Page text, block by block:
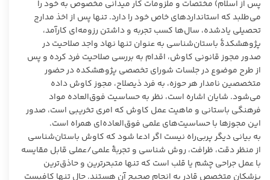
پس از اسلام) مختصات و ملزومات کار میدانی مخصوص به خود را
می‌طلبد که استانداردهای خاص خود را دارد. تنها پس از اخذ مدارج
تحصیلی یادشده، سال‌ها کسب تجربه و داشتن رزومه‌ای کارآمد،
پژوهشکدۀ باستان‌شناسی به عنوان تنها نهاد واجد صلاحیت در
صدور مجوز قانونی کاوش، اقدام به بررسی صلاحیت فرد کرده و پس
از طرح موضوع در جلسات شورای تخصصی پژوهشکده در حضور
متخصصین نامدار هر حوزه، به فرد ذیصلاح، مجوز کاوش داده
می‌شود. شایان اشاره است، نظر به حساسیت فوق‌العاده مواد
فرهنگی باستانی و ماهیت عمل کاوش که امری تخریبی است، صدور
این مجوزها با حساسیت‌های علمی فوق‌العاده‌ای همراه است.
به بیانی دیگر پربی‌راه نیست اگر ادعا شود که کاوش باستان‌شناسی
از منظر دقت، ظرافت، روش شناسی و تجربۀ علمی/عملی قابل مقایسه
با عمل جراحی چشم یا قلب است که تنها متبحرترین و حاذق‌ترین
پزشکان متخصص قادر به انجام صحیح آن هستند. حال تنها کافیست